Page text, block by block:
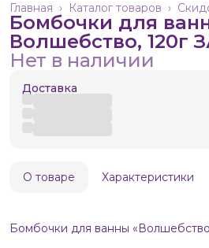
Каталог товаров ›
Главная ›
Бомбочки для
Волшебство, 120г
Нет в наличии
Доставка
О товаре Характеристики
Бомбочки для ванны